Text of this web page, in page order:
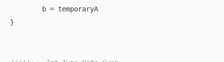
	b
= temporaryA
}